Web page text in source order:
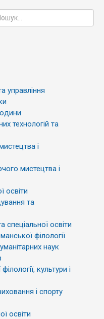
управління
технологій та
і
мистецтва і
освіти
та
спеціальної освіти
філології
наук
культури і
і спорту
освіти